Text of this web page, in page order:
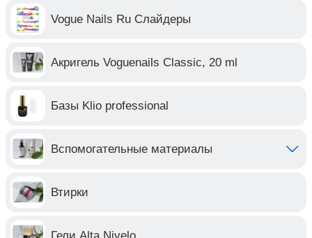
Vogue Nails Ru Слайдеры
Акригель Voguenails Classic, 20 ml
Базы Klio professional
Вспомогательные материалы
Втирки